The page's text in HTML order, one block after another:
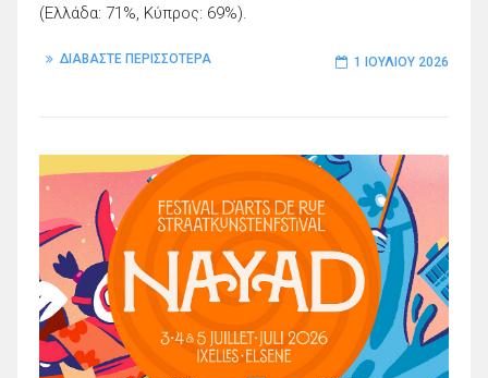
(Ελλάδα: 71%, Κύπρος: 69%).
ΔΙΑΒΑΣΤΕ ΠΕΡΙΣΣΟΤΕΡΑ 1 ΙΟΥΛΊΟΥ 2026